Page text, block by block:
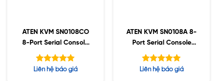
ATEN KVM SN0108CO
8-Port Serial Console
Server with Dual
Power/LAN
Được xếp
Liên hệ báo giá
ATEN KVM SN0108A 8-
Port Serial Console
Server with Dual
Power/LAN
Được xếp
Liên hệ báo giá